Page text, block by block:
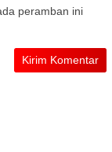
peramban ini